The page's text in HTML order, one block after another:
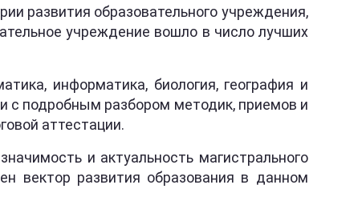
развития образовательного учреждения,
учреждение вошло в число лучших
информатика, биология, география и
с подробным разбором методик, приемов и
аттестации.
и актуальность магистрального
вектор развития образования в данном